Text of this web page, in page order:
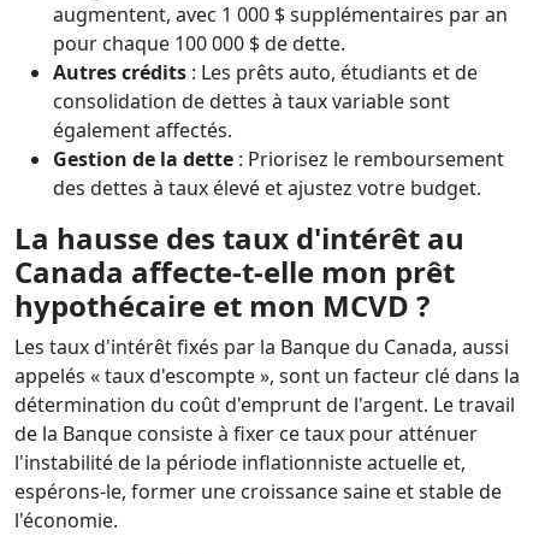
augmentent, avec 1 000 $ supplémentaires par an
pour chaque 100 000 $ de dette.
Autres crédits : Les prêts auto, étudiants et de
consolidation de dettes à taux variable sont
également affectés.
Gestion de la dette : Priorisez le remboursement
des dettes à taux élevé et ajustez votre budget.
La hausse des taux d'intérêt au
Canada affecte-t-elle mon prêt
hypothécaire et mon MCVD ?
Les taux d'intérêt fixés par la Banque du Canada, aussi
appelés « taux d'escompte », sont un facteur clé dans la
détermination du coût d'emprunt de l'argent. Le travail
de la Banque consiste à fixer ce taux pour atténuer
l'instabilité de la période inflationniste actuelle et,
espérons-le, former une croissance saine et stable de
l'économie.